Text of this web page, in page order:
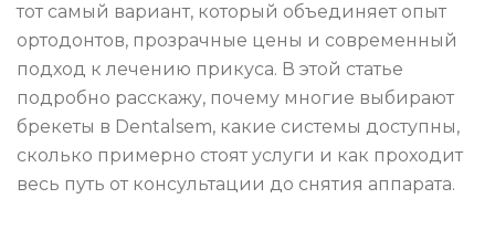
тот самый вариант, который объединяет опыт
ортодонтов, прозрачные цены и современный
подход к лечению прикуса. В этой статье
подробно расскажу, почему многие выбирают
брекеты в Dentalsem, какие системы доступны,
сколько примерно стоят услуги и как проходит
весь путь от консультации до снятия аппарата.